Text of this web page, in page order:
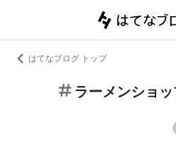
はてなブログ トップ
ラーメンショ